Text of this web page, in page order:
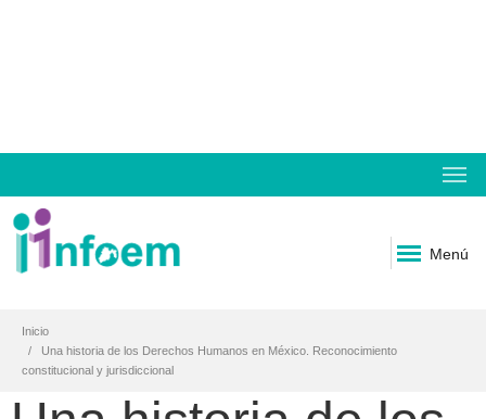
Menú
Inicio
Una historia de los Derechos Humanos en México. Reconocimiento
constitucional y jurisdiccional